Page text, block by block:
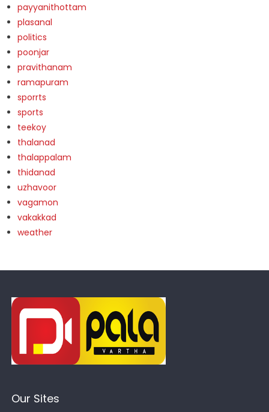
payyanithottam
plasanal
politics
poonjar
pravithanam
ramapuram
sporrts
sports
teekoy
thalanad
thalappalam
thidanad
uzhavoor
vagamon
vakakkad
weather
Our Sites